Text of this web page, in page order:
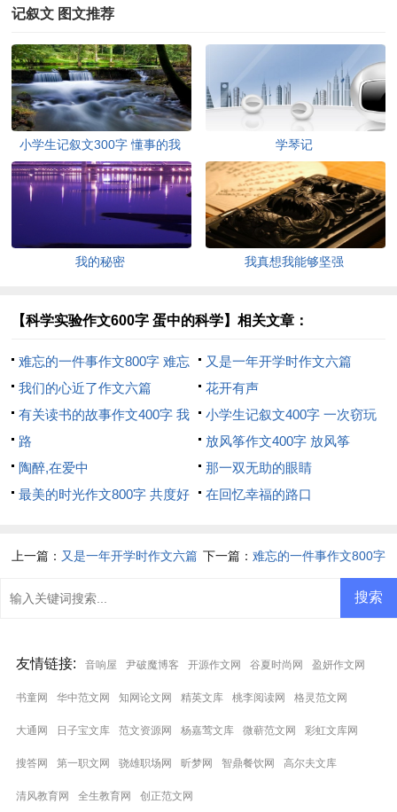
记叙文 图文推荐
小学生记叙文300字 懂事的我 学琴记
我的秘密 我真想我能够坚强
【科学实验作文600字 蛋中的科学】相关文章：
难忘的一件事作文800字 难忘
的露营
又是一年开学时作文六篇
我们的心近了作文六篇
花开有声
有关读书的故事作文400字 我
家的读书故事
小学生记叙文400字 一次窃玩
经历
路
放风筝作文400字 放风筝
陶醉,在爱中
那一双无助的眼睛
最美的时光作文800字 共度好
在回忆幸福的路口
上一篇： 又是一年开学时作文六篇 下一篇： 难忘的一件事作文800字
友情链接: 音响屋 尹破魔博客 开源作文网 谷夏时尚网 盈妍作文网
书童网 华中范文网 知网论文网 精英文库 桃李阅读网 格灵范文网
大通网 日子宝文库 范文资源网 杨嘉莺文库 微蕲范文网 彩虹文库网
搜答网 第一职文网 骁雄职场网 昕梦网 智鼎餐饮网 高尔夫文库
清风教育网 全生教育网 创正范文网